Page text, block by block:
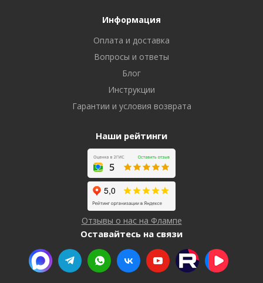
Информация
Оплата и доставка
Вопросы и ответы
Блог
Инструкции
Гарантии и условия возврата
Наши рейтинги
Отзывы о нас на Флампе
Оставайтесь на связи